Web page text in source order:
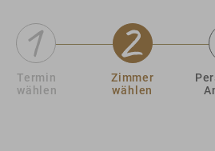
Termin
wählen
Zimmer
wählen